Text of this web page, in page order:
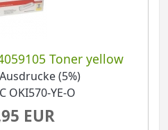
Toner yellow
(5%)
OKI570-YE-O
EUR